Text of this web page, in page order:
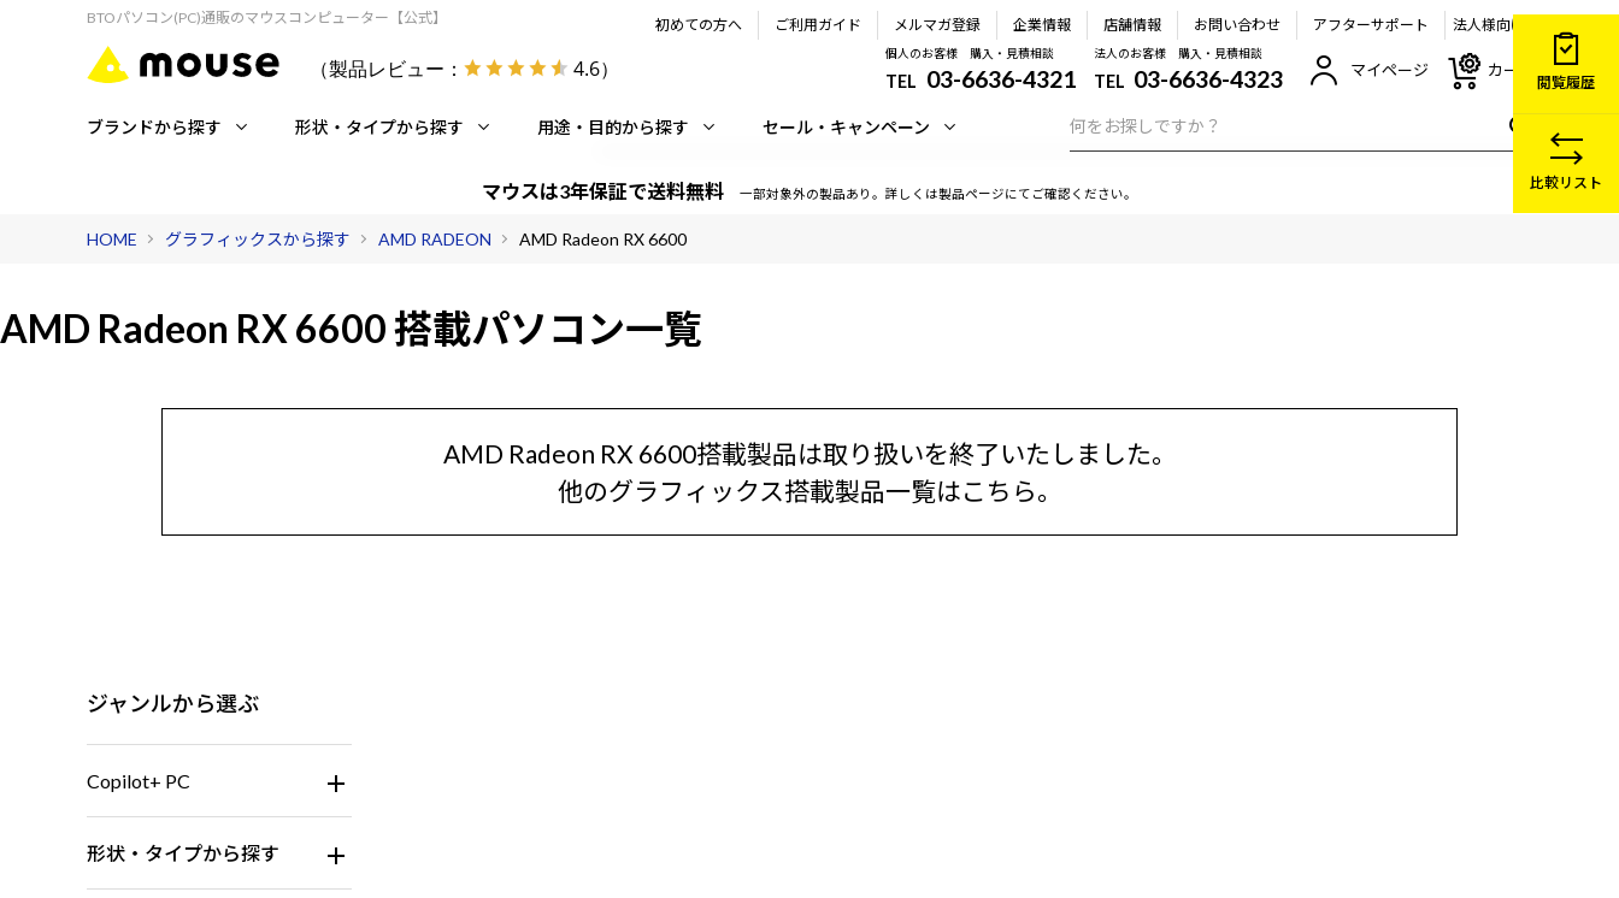
BTOパソコン(PC)通販のマウスコンピューター【公式】
（製品レビュー： 4.6）
初めての方へ ご利用ガイド メルマガ登録 企業情報 店舗情報 お問い合わせ アフターサポート 法人様向け
個人のお客様 購入・見積相談
TEL 03-6636-4321
法人のお客様 購入・見積相談
TEL 03-6636-4323 マイページ カート
ブランドから探す 形状・タイプから探す 用途・目的から探す セール・キャンペーン
マウスは3年保証で送料無料 一部対象外の製品あり。詳しくは製品ページにてご確認ください。
HOME グラフィックスから探す AMD RADEON AMD Radeon RX 6600
AMD Radeon RX 6600搭載パソコン一覧
AMD Radeon RX 6600搭載製品は取り扱いを終了いたしました。
他のグラフィックス搭載製品一覧はこちら。
ジャンルから選ぶ
Copilot+ PC
形状・タイプから探す
閲覧履歴
比較リスト